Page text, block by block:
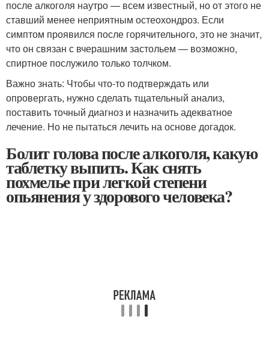
после алкоголя наутро — всем известный, но от этого не
ставший менее неприятным остеохондроз. Если
симптом проявился после горячительного, это не значит,
что он связан с вчерашним застольем — возможно,
спиртное послужило только толчком.
Важно знать: Чтобы что-то подтверждать или
опровергать, нужно сделать тщательный анализ,
поставить точный диагноз и назначить адекватное
лечение. Но не пытаться лечить на основе догадок.
Болит голова после алкоголя, какую
таблетку выпить. Как снять
похмелье при легкой степени
опьянения у здорового человека?